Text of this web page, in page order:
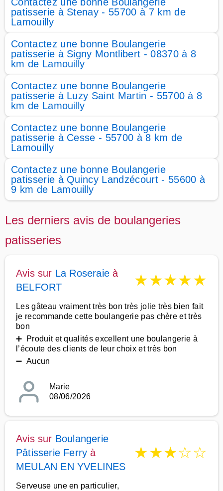
patisserie à Stenay - 55700 à 7 km de
Lamouilly
Contactez une bonne Boulangerie
patisserie à Signy Montlibert - 08370 à 8
km de Lamouilly
Contactez une bonne Boulangerie
patisserie à Luzy Saint Martin - 55700 à 8
km de Lamouilly
Contactez une bonne Boulangerie
patisserie à Cesse - 55700 à 8 km de
Lamouilly
Contactez une bonne Boulangerie
patisserie à Quincy Landzécourt - 55600 à
9 km de Lamouilly
Les derniers avis de boulangeries
patisseries
Avis sur La Roseraie à
BELFORT
★★★★★
Les gâteau vraiment très bon très jolie très bien fait
je recommande cette boulangerie pas chère et très
bon
➕ Produit et qualités excellent une boulangerie à
l’écoute des clients de leur choix et très bon
➖ Aucun
Marie
08/06/2026
Avis sur Boulangerie
Pâtisserie Ferry à
MEULAN EN YVELINES
★★★☆☆
Serveuse une en particulier,